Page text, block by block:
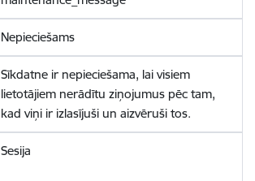
Nepieciešams
Sīkdatne ir nepieciešama, lai visiem
lietotājiem nerādītu ziņojumus pēc tam,
kad viņi ir izlasījuši un aizvēruši tos.
Sesija